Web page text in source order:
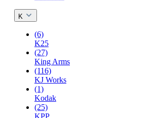
K
(6)
K25
(27)
King Arms
(116)
KJ Works
(1)
Kodak
(25)
KPP